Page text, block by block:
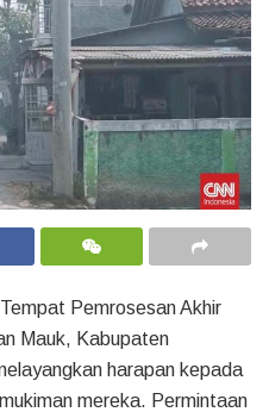
Pemrosesan Akhir
Mauk, Kabupaten
harapan kepada
mereka. Permintaan